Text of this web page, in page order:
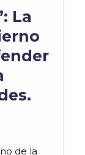
La
de la